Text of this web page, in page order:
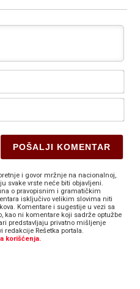
E-
i govor mržnje na nacionalnoj,
svake vrste neće biti objavljeni.
o pravopisnim i gramatičkim
isključivo velikim slovima niti
Komentare i sugestije u vezi sa
kao ni komentare koji sadrže optužbe
predstavljaju privatno mišljenje
redakcije Rešetka portala.
korišćenja.